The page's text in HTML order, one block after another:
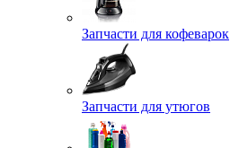
Запчасти для кофеварок
Запчасти для утюгов